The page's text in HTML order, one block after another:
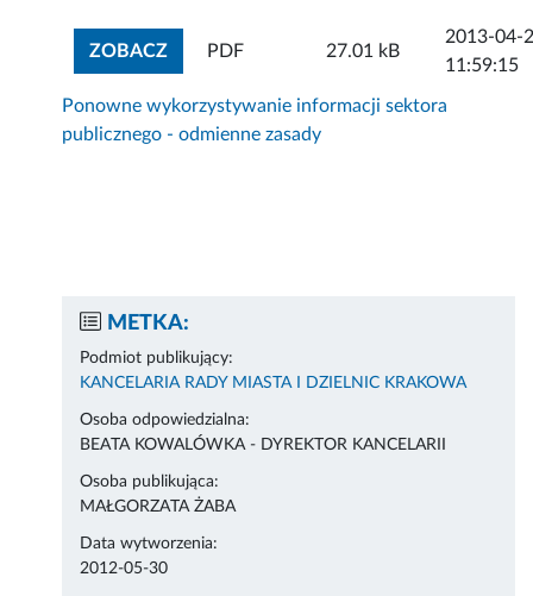
ZOBACZZOBACZ ZAŁĄCZNIK
PDF 27.01 kB
2013-04-
11:59:15
Ponowne wykorzystywanie informacji sektora
publicznego - odmienne zasady
METKA:
Podmiot publikujący:
KANCELARIA RADY MIASTA I DZIELNIC KRAKOWA
Osoba odpowiedzialna:
BEATA KOWALÓWKA - DYREKTOR KANCELARII
Osoba publikująca:
MAŁGORZATA ŻABA
Data wytworzenia:
2012-05-30